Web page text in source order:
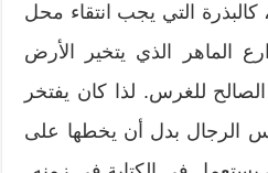
التي يجب انتقاء محل
الماهر الذي يتخير الأرض
الصالح للغرس. لذا كان يفتخر
الرجال بدل أن يخطها على